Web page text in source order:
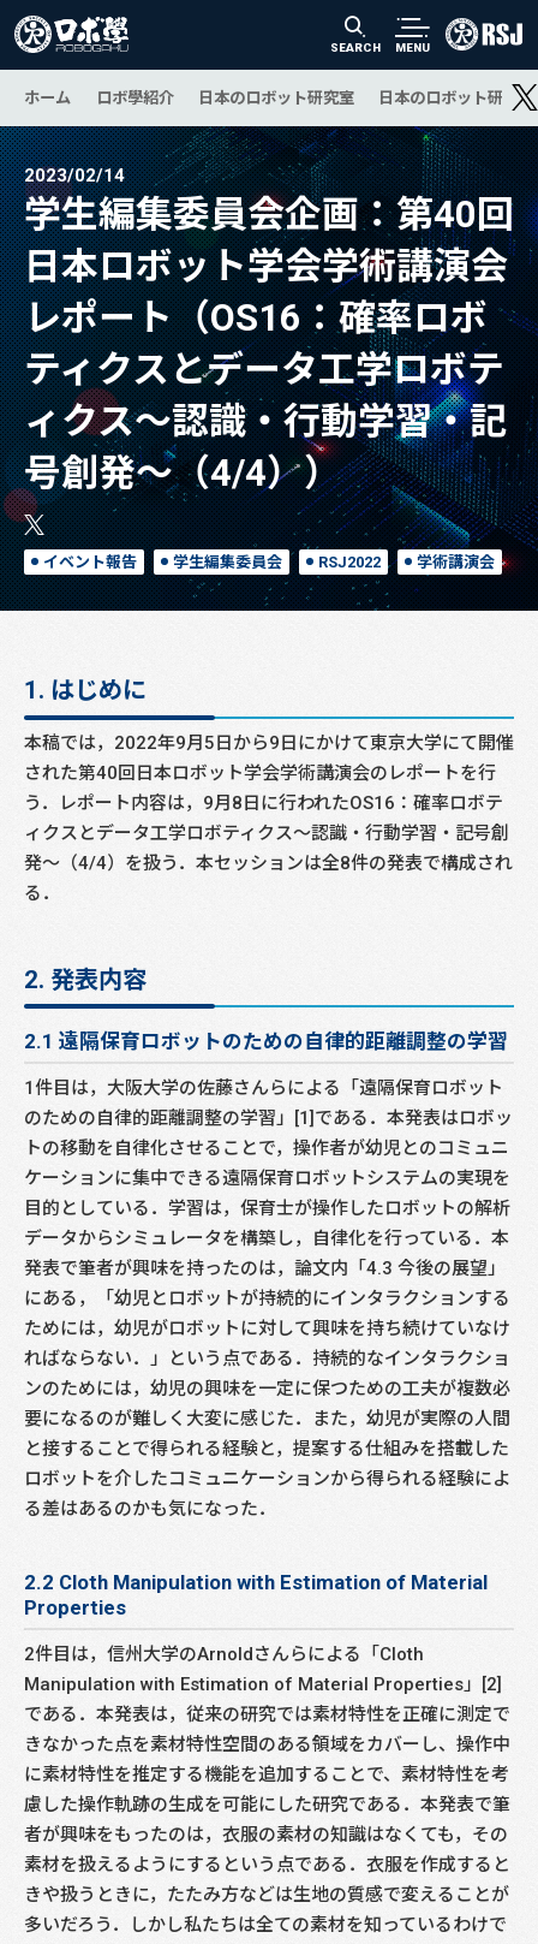
SEARCH MENU
ホーム ロボ學紹介 日本のロボット研究室 日本のロボット研究
2023/02/14
学生編集委員会企画：第40回
日本ロボット学会学術講演会
レポート（OS16：確率ロボ
ティクスとデータ工学ロボテ
ィクス〜認識・行動学習・記
号創発〜（4/4））
イベント報告 学生編集委員会 RSJ2022 学術講演会
1. はじめに
本稿では，2022年9月5日から9日にかけて東京大学にて開催
された第40回日本ロボット学会学術講演会のレポートを行
う．レポート内容は，9月8日に行われたOS16：確率ロボテ
ィクスとデータ工学ロボティクス〜認識・行動学習・記号創
発〜（4/4）を扱う．本セッションは全8件の発表で構成され
る．
2. 発表内容
2.1 遠隔保育ロボットのための自律的距離調整の学習
1件目は，大阪大学の佐藤さんらによる「遠隔保育ロボット
のための自律的距離調整の学習」[1]である．本発表はロボッ
トの移動を自律化させることで，操作者が幼児とのコミュニ
ケーションに集中できる遠隔保育ロボットシステムの実現を
目的としている．学習は，保育士が操作したロボットの解析
データからシミュレータを構築し，自律化を行っている．本
発表で筆者が興味を持ったのは，論文内「4.3 今後の展望」
にある，「幼児とロボットが持続的にインタラクションする
ためには，幼児がロボットに対して興味を持ち続けていなけ
ればならない．」という点である．持続的なインタラクショ
ンのためには，幼児の興味を一定に保つための工夫が複数必
要になるのが難しく大変に感じた．また，幼児が実際の人間
と接することで得られる経験と，提案する仕組みを搭載した
ロボットを介したコミュニケーションから得られる経験によ
る差はあるのかも気になった．
2.2 Cloth Manipulation with Estimation of Material
Properties
2件目は，信州大学のArnoldさんらによる「Cloth
Manipulation with Estimation of Material Properties」[2]
である．本発表は，従来の研究では素材特性を正確に測定で
きなかった点を素材特性空間のある領域をカバーし、操作中
に素材特性を推定する機能を追加することで、素材特性を考
慮した操作軌跡の生成を可能にした研究である．本発表で筆
者が興味をもったのは，衣服の素材の知識はなくても，その
素材を扱えるようにするという点である．衣服を作成すると
きや扱うときに，たたみ方などは生地の質感で変えることが
多いだろう．しかし私たちは全ての素材を知っているわけで